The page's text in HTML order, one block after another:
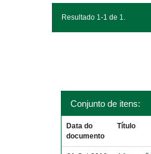
Resultado 1-1 de 1.
Conjunto de itens:
Data do
documento
Título